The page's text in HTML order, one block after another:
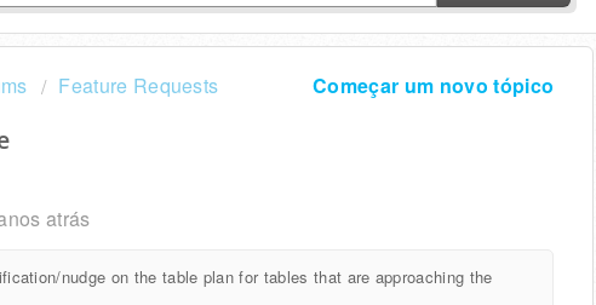
Começar um novo tópico
Feature Requests
atrás
nudge on the table plan for tables that are approaching the